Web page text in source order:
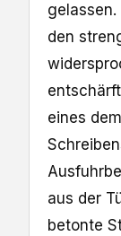
gelassen.
den
eines
aus der
betonte